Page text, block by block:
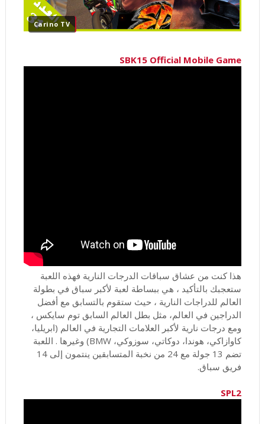
Carino TV
SBK15 Official Mobile Game
هذا كنت من عشاق سباقات الدرجات النارية فهذه اللعبة
ستعجبك بالتأكيد ، هي ببساطة لعبة لأكبر سباق في بطولة
العالم للدراجات النارية ، حيث ستقوم بالتسابق مع أفضل
الدراجين في العالم، مثل بطل العالم السابق توم سايكس ،
ومع درجات نارية لأكبر العلامات التجارية في العالم (ابريليا،
كاوازاكي، هوندا، دوكاتي، سوزوكي، BMW) وغيرها . اللعبة
تضم 13 جولة مع 24 من نخبة المتسابقين ينتمون إلى 14
فريق سباق.
SPL2